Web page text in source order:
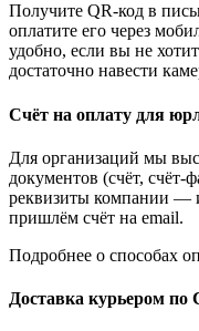
Получите QR-код в
оплатите его через
удобно, если вы не
достаточно навести
Счёт на оплату для
Для организаций мы
документов (счёт, счёт-
реквизиты компании —
пришлём счёт на email.
Подробнее о способах
Доставка курьером по